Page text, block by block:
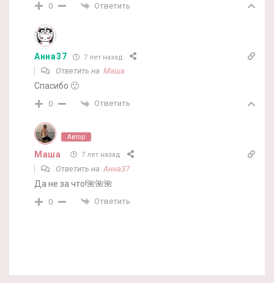
0 Ответить
Анна37 7 лет назад
Ответить на Маша
Спасибо 🙂
0 Ответить
Автор
Маша 7 лет назад
Ответить на Анна37
Да не за что!🌺🌺🌺
0 Ответить